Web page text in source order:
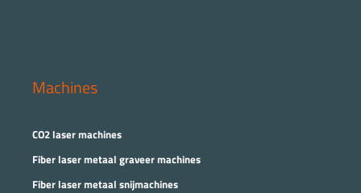
Machines
CO2 laser machines
Fiber laser metaal graveer machines
Fiber laser metaal snijmachines